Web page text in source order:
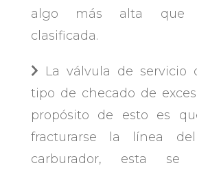
algo más alta que
clasificada.
La válvula de servicio
tipo de checado de
propósito de esto es
fracturarse la línea
carburador, esta se